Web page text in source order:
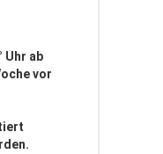
Uhr ab
vor